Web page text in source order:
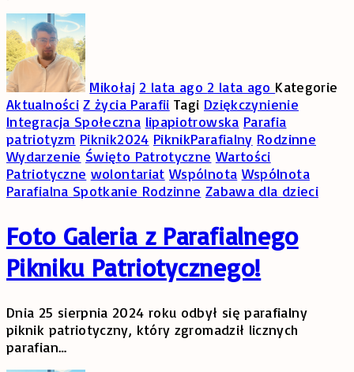
Mikołaj 2 lata ago 2 lata ago Kategorie
Aktualności Z życia Parafii Tagi Dziękczynienie
Integracja Społeczna lipapiotrowska Parafia
patriotyzm Piknik2024 PiknikParafialny Rodzinne
Wydarzenie Święto Patrotyczne Wartości
Patriotyczne wolontariat Wspólnota Wspólnota
Parafialna Spotkanie Rodzinne Zabawa dla dzieci
Foto Galeria z Parafialnego
Pikniku Patriotycznego!
Dnia 25 sierpnia 2024 roku odbył się parafialny
piknik patriotyczny, który zgromadził licznych
parafian…